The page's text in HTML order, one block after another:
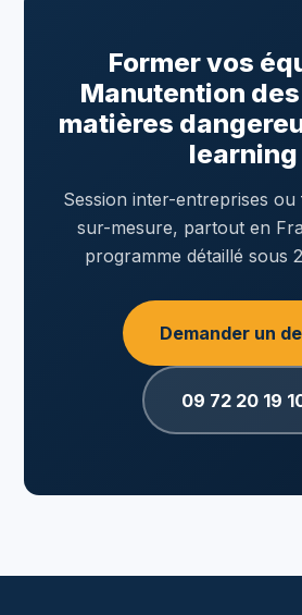
Former vos
Manutention
matières
learning
Session inter-entreprises
sur-mesure, partout en
programme détaillé sous
Demander un
09 72 20 19